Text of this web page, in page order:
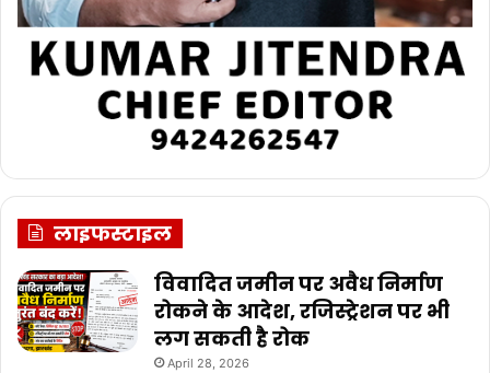
लाइफस्टाइल
विवादित जमीन पर अवैध निर्माण
रोकने के आदेश, रजिस्ट्रेशन पर भी
लग सकती है रोक
April 28, 2026